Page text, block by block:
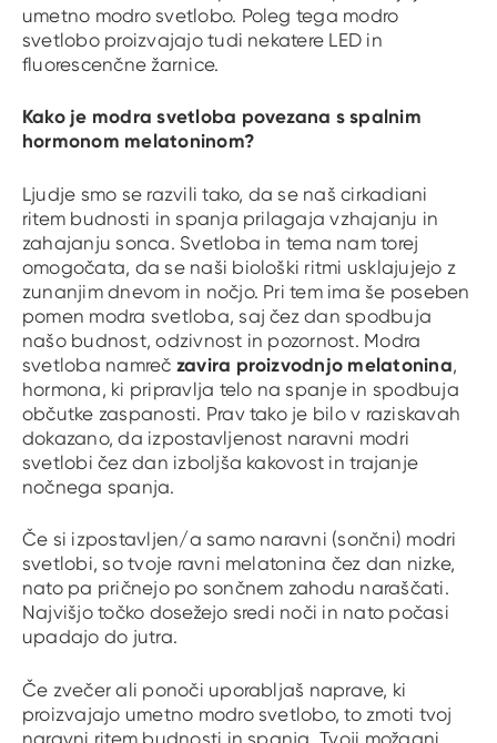
umetno modro svetlobo. Poleg tega modro
svetlobo proizvajajo tudi nekatere LED in
fluorescenčne žarnice.
Kako je modra svetloba povezana s spalnim
hormonom melatoninom?
Ljudje smo se razvili tako, da se naš cirkadiani
ritem budnosti in spanja prilagaja vzhajanju in
zahajanju sonca. Svetloba in tema nam torej
omogočata, da se naši biološki ritmi usklajujejo z
zunanjim dnevom in nočjo. Pri tem ima še poseben
pomen modra svetloba, saj čez dan spodbuja
našo budnost, odzivnost in pozornost. Modra
svetloba namreč zavira proizvodnjo melatonina,
hormona, ki pripravlja telo na spanje in spodbuja
občutke zaspanosti. Prav tako je bilo v raziskavah
dokazano, da izpostavljenost naravni modri
svetlobi čez dan izboljša kakovost in trajanje
nočnega spanja.
Če si izpostavljen/a samo naravni (sončni) modri
svetlobi, so tvoje ravni melatonina čez dan nizke,
nato pa pričnejo po sončnem zahodu naraščati.
Najvišjo točko dosežejo sredi noči in nato počasi
upadajo do jutra.
Če zvečer ali ponoči uporabljaš naprave, ki
proizvajajo umetno modro svetlobo, to zmoti tvoj
naravni ritem budnosti in spanja. Tvoji možgani